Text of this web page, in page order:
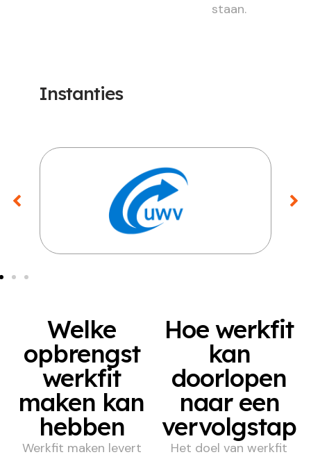
staan.
Instanties
Welke
opbrengst
werkfit
maken kan
hebben
Werkfit maken levert
Hoe werkfit
kan
doorlopen
naar een
vervolgstap
Het doel van werkfit